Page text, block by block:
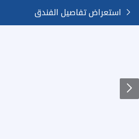
استعراض تفاصيل الفندق